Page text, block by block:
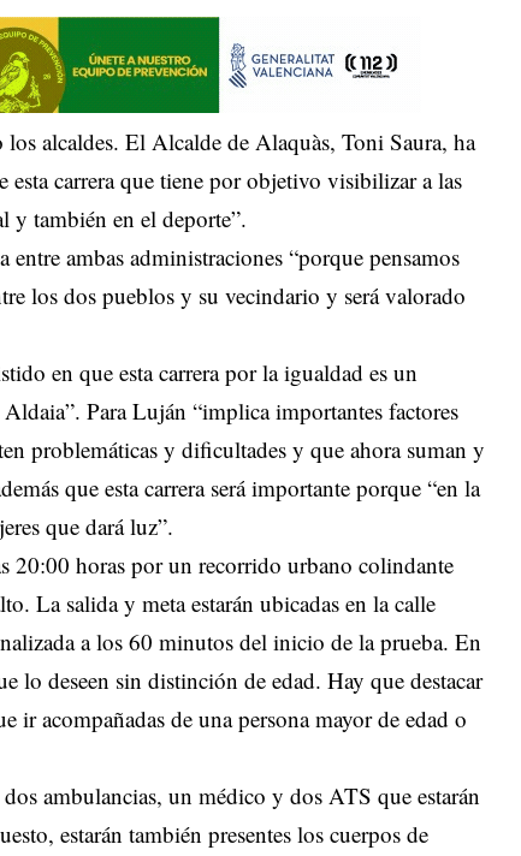
los alcaldes. El Alcalde de Alaquàs, Toni Saura, ha
esta carrera que tiene por objetivo visibilizar a las
y también en el deporte”.
ambas administraciones “porque pensamos
los dos pueblos y su vecindario y será valorado
en que esta carrera por la igualdad es un
Para Luján “implica importantes factores
problemáticas y dificultades y que ahora suman y
que esta carrera será importante porque “en la
que dará luz”.
20:00 horas por un recorrido urbano colindante
La salida y meta estarán ubicadas en la calle
a los 60 minutos del inicio de la prueba. En
lo deseen sin distinción de edad. Hay que destacar
ir acompañadas de una persona mayor de edad o
ambulancias, un médico y dos ATS que estarán
estarán también presentes los cuerpos de